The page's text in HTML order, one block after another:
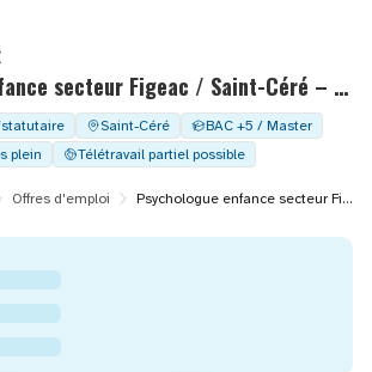
Psychologue enfance secteur Figeac / Saint-Céré – F/H
Saint-Céré
BAC +5 / Master
plein Télétravail partiel possible
Offres d'emploi Psychologue enfance secteur Figeac / Saint-Céré – F/H